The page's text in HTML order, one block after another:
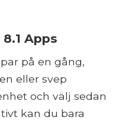
Apps
på en gång,
eller svep
och välj sedan
kan du bara